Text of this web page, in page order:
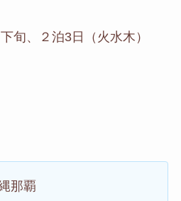
旬、２泊3日（火水木）
那覇